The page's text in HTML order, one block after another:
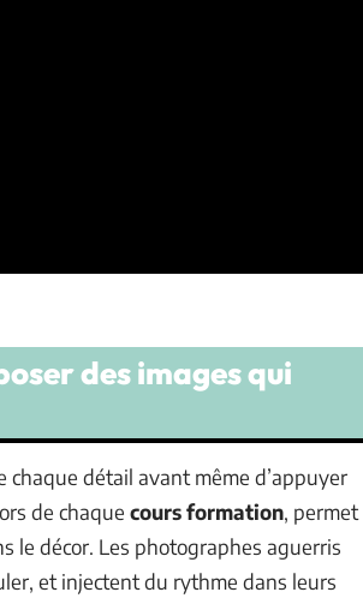
des images qui
chaque détail avant même d’appuyer
de chaque cours formation, permet
le décor. Les photographes aguerris
et injectent du rythme dans leurs